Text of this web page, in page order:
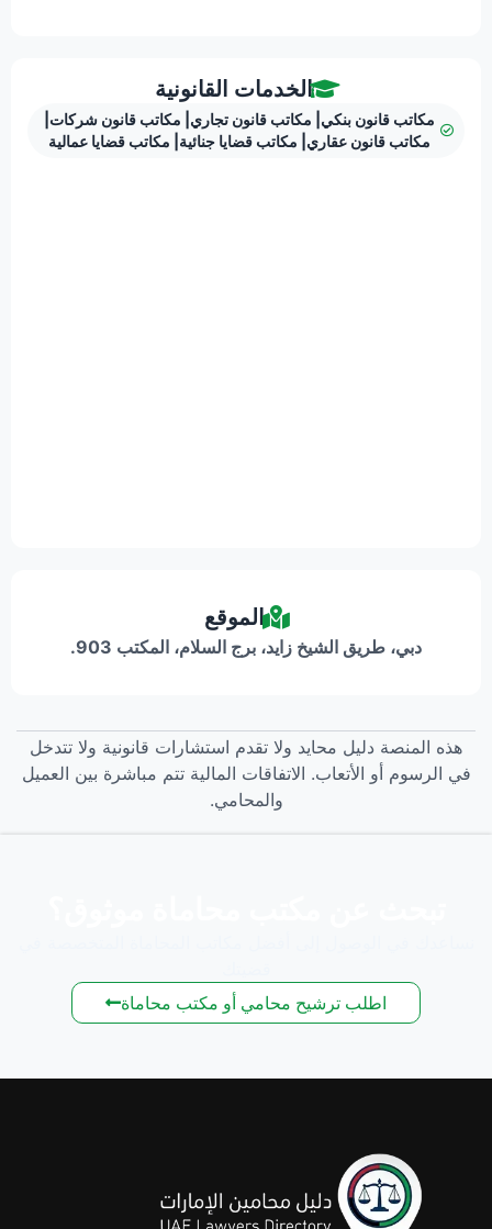
الخدمات القانونية
مكاتب قانون بنكي مكاتب قانون تجاري مكاتب قانون شركات
مكاتب قانون عقاري مكاتب قضايا جنائية مكاتب قضايا عمالية
الموقع
دبي، طريق الشيخ زايد، برج السلام، المكتب 903.
هذه المنصة دليل محايد ولا تقدم استشارات قانونية ولا تتدخل
في الرسوم أو الأتعاب. الاتفاقات المالية تتم مباشرة بين العميل
والمحامي.
اطلب ترشيح محامي أو مكتب محاماة